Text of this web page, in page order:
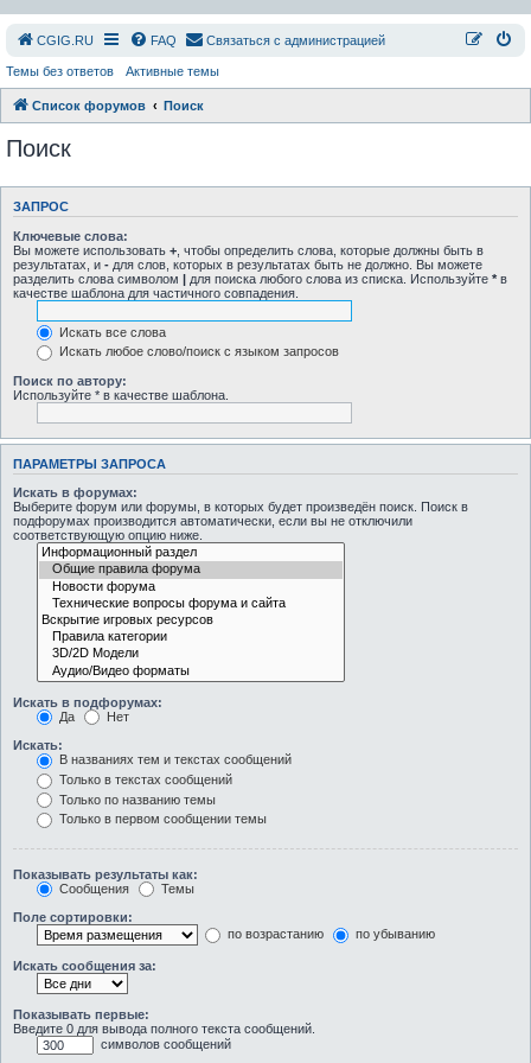
СGIG.RU FAQ Связаться с администрацией
Темы без ответов Активные темы
Список форумов Поиск
Поиск
ЗАПРОС
Ключевые слова:
Вы можете использовать + , чтобы определить слова, которые должны быть в
результатах, и - для слов, которых в результатах быть не должно. Вы можете
разделить слова символом | для поиска любого слова из списка. Используйте * в
качестве шаблона для частичного совпадения.
Искать все слова
Искать любое слово/поиск с языком запросов
Поиск по автору:
Используйте * в качестве шаблона.
ПАРАМЕТРЫ ЗАПРОСА
Искать в форумах:
Выберите форум или форумы, в которых будет произведён поиск. Поиск в
подфорумах производится автоматически, если вы не отключили
соответствующую опцию ниже.
Искать в подфорумах:
Да
Нет
Искать:
В названиях тем и текстах сообщений
Только в текстах сообщений
Только по названию темы
Только в первом сообщении темы
Показывать результаты как:
Сообщения
Темы
Поле сортировки:
по возрастанию
по убыванию
Искать сообщения за:
Показывать первые:
Введите 0 для вывода полного текста сообщений.
символов сообщений